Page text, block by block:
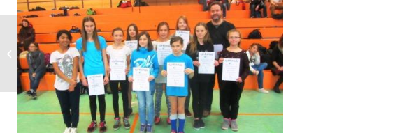
Erfolgreiche
Matheasse
ausgezeichnet